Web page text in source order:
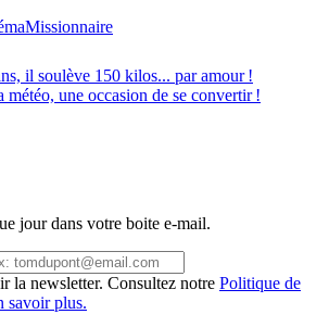
Missionnaire
il soulève 150 kilos... par amour !
météo, une occasion de se convertir !
jour dans votre boite e-mail.
la newsletter. Consultez notre Politique de
savoir plus.